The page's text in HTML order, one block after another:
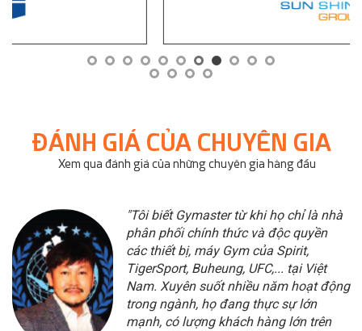
ĐÁNH GIÁ CỦA CHUYÊN GIA
Xem qua đánh giá của những chuyên gia hàng đầu
"Tôi biết Gymaster từ khi họ chỉ là nhà
phân phối chính thức và độc quyền
các thiết bị, máy Gym của Spirit,
TigerSport, Buheung, UFC,... tại Việt
Nam. Xuyên suốt nhiều năm hoạt động
trong ngành, họ đang thực sự lớn
mạnh, có lượng khách hàng lớn trên